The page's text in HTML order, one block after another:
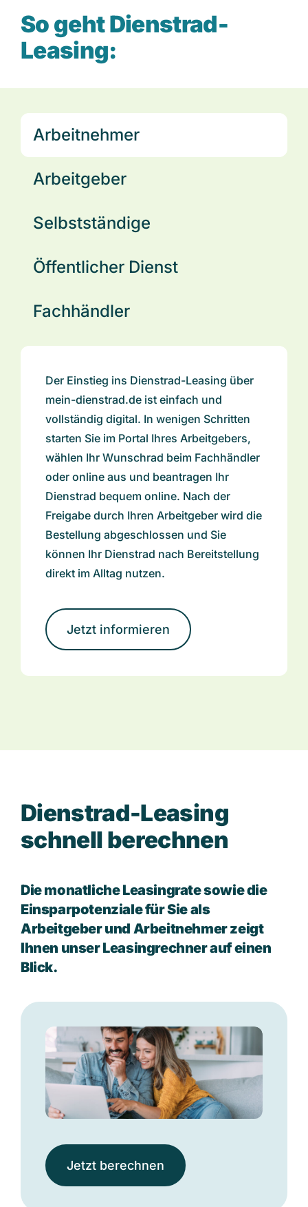
So geht Dienstrad-
Leasing:
Arbeitnehmer
Arbeitgeber
Selbstständige
Öffentlicher Dienst
Fachhändler
Der Einstieg ins Dienstrad-Leasing über
mein-dienstrad.de ist einfach und
vollständig digital. In wenigen Schritten
starten Sie im Portal Ihres Arbeitgebers,
wählen Ihr Wunschrad beim Fachhändler
oder online aus und beantragen Ihr
Dienstrad bequem online. Nach der
Freigabe durch Ihren Arbeitgeber wird die
Bestellung abgeschlossen und Sie
können Ihr Dienstrad nach Bereitstellung
direkt im Alltag nutzen.
Jetzt informieren
Dienstrad-Leasing
schnell berechnen
Die monatliche Leasingrate sowie die
Einsparpotenziale für Sie als
Arbeitgeber und Arbeitnehmer zeigt
Ihnen unser Leasingrechner auf einen
Blick.
Jetzt berechnen